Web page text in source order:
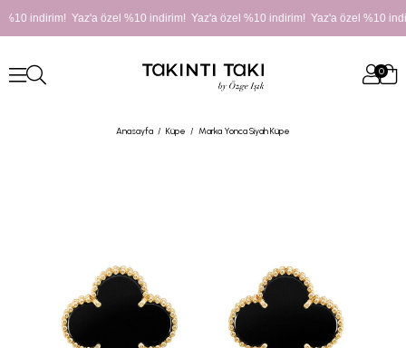
indirim! Yaz'a özel %10 indirim! Yaz'a özel %10 indirim! Yaz'a özel %10
0
Anasayfa Küpe Marka Yonca Siyah Küpe